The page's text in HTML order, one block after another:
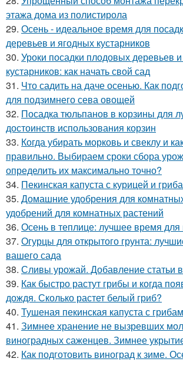
этажа дома из полистирола
29. Осень - идеальное время для
деревьев и ягодных кустарников
30. Уроки посадки плодовых деревьев
кустарников: как начать свой сад
31. Что садить на даче осенью. Как
для подзимнего сева овощей
32. Посадка тюльпанов в корзины для
достоинств использования корзин
33. Когда убирать морковь и свеклу и
правильно. Выбираем сроки сбора
определить их максимально точно?
34. Пекинская капуста с курицей и
35. Домашние удобрения для
удобрений для комнатных растений
36. Осень в теплице: лучшее время для
37. Огурцы для открытого грунта:
вашего сада
38. Сливы урожай. Добавление статьи
39. Как быстро растут грибы и когда
дождя. Сколько растет белый гриб?
40. Тушеная пекинская капуста с
41. Зимнее хранение не вызревших
виноградных саженцев. Зимнее
42. Как подготовить виноград к зиме.